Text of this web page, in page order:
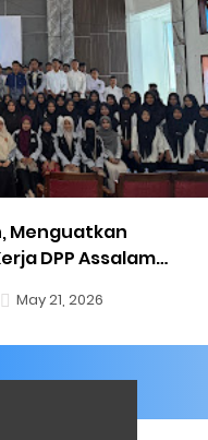
Menguatkan
DPP Assalam
May 21, 2026